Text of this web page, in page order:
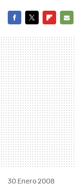
MAIL
30 Enero 2008